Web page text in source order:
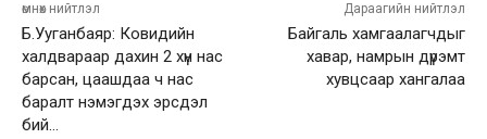
өмнөх нийтлэл
Б.Ууганбаяр: Ковидийн
халдвараар дахин 2 хүн нас
барсан, цаашдаа ч нас
баралт нэмэгдэх эрсдэл
бий…
Дараагийн нийтлэл
Байгаль хамгаалагчдыг
хавар, намрын дүрэмт
хувцсаар хангалаа